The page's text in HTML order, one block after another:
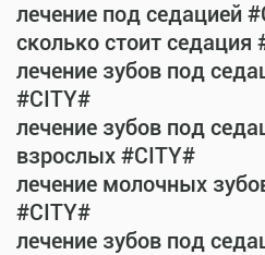
лечение под седацией
сколько стоит седация
лечение зубов под
#CITY#
лечение зубов под
взрослых #CITY#
лечение молочных
#CITY#
лечение зубов под